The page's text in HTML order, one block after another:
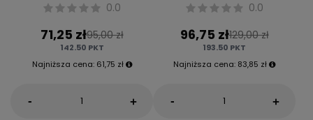
0.0
71,25 zł95,00 zł
142.50 PKT
Najniższa cena: 61,75 zł
- +
0.0
96,75 zł129,00 zł
193.50 PKT
Najniższa cena: 83,85 zł
- +